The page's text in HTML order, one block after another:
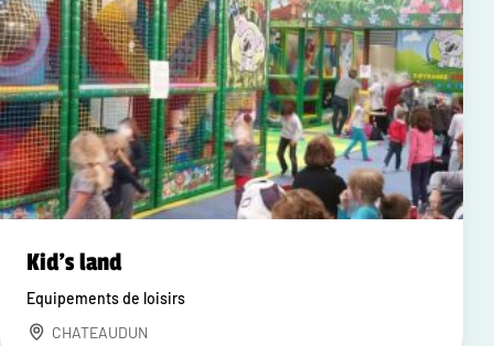
Kid's land
Equipements de loisirs
CHATEAUDUN